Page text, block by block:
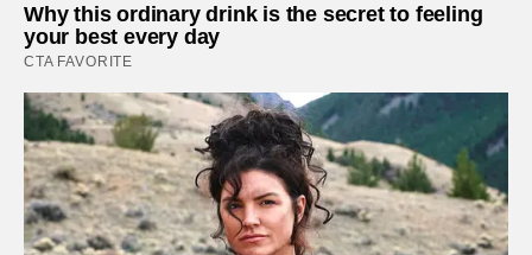
Why this ordinary drink is the secret to feeling
your best every day
CTA FAVORITE